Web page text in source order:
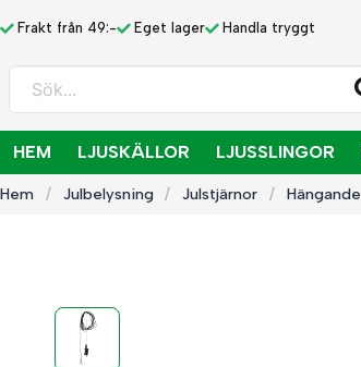
Frakt från 49:- Eget lager Handla tryggt
Sök...
HEM LJUSKÄLLOR LJUSSLINGOR
Hem Julbelysning Julstjärnor Hängande